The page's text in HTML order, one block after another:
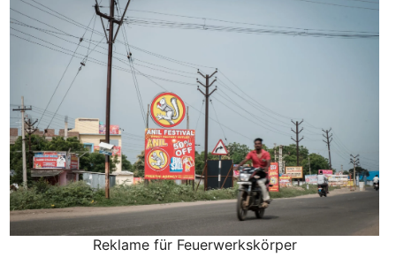
Reklame für Feuerwerkskörper